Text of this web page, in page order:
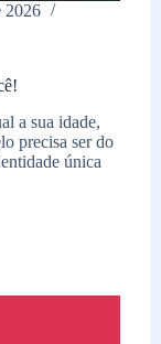
2026
a sua idade,
precisa ser do
única